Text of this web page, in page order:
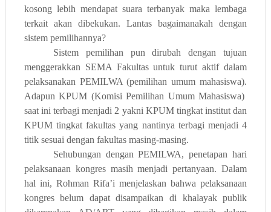
kosong lebih mendapat suara terbanyak maka lembaga
terkait akan dibekukan. Lantas bagaimanakah dengan
sistem pemilihannya?
Sistem pemilihan pun dirubah dengan tujuan
menggerakkan SEMA Fakultas untuk turut aktif dalam
pelaksanakan PEMILWA (pemilihan umum mahasiswa).
Adapun KPUM (Komisi Pemilihan Umum Mahasiswa)
saat ini terbagi menjadi 2 yakni KPUM tingkat institut dan
KPUM tingkat fakultas yang nantinya terbagi menjadi 4
titik sesuai dengan fakultas masing-masing.
Sehubungan dengan PEMILWA,penetapan hari
pelaksanaan kongres masih menjadi pertanyaan. Dalam
hal ini, Rohman Rifa’i menjelaskan bahwa pelaksanaan
kongres belum dapat disampaikan di khalayak publik